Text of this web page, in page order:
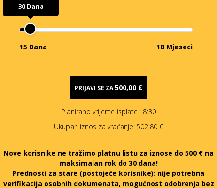
30 Dana
15 Dana 18 Mjeseci
PRIJAVI SE ZA500,00 €
Planirano vrijeme isplate : 8:30
Ukupan iznos za vraćanje: 502,80 €
Nove korisnike ne tražimo platnu listu za iznose do 500 € na
maksimalan rok do 30 dana!
Prednosti za stare (postojeće korisnike): nije potrebna
verifikacija osobnih dokumenata, mogućnost odobrenja bez